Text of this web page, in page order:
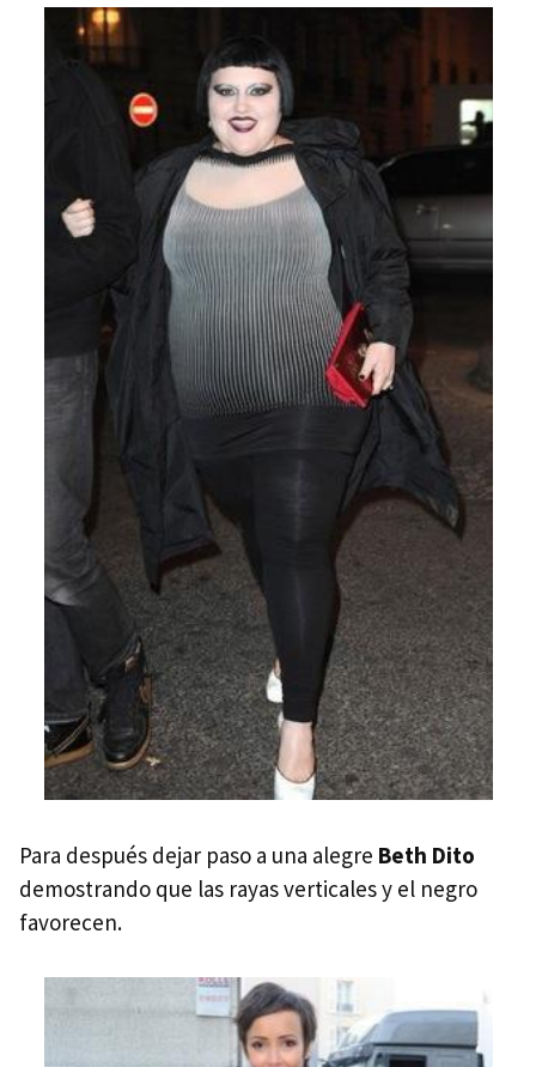
Para después dejar paso a una alegre Beth Dito
demostrando que las rayas verticales y el negro
favorecen.